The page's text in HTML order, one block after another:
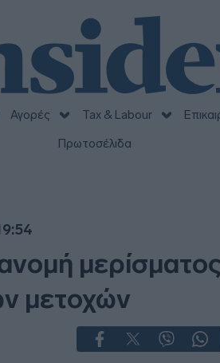
Αγορές Tax & Labour
Πρωτοσέλιδα
μετοχών